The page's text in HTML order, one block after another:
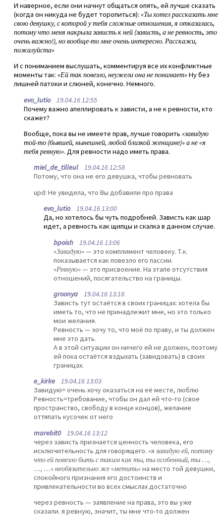
И наверное, если они начнут общаться опять, ей лучше сказать
(когда он никуда не будет торопиться): «Ты хотел рассказать мне
свою девушку, с которой у тебя сложные отношения, я отказалась,
потому что меня накрыла зависть к ней (зависть, а не ревность, это
очень важно!), но вообще-то мне очень интересно. Расскажи,
пожалуйста»
И с пониманием выслушать, комментируя все их конфликтные
моменты так: «Ей так повезло, неужели она не понимает»Ну без
лишней патоки и слюней, конечно. Немного.
evo_lutio19.04.16 12:55
Почему важно апеллировать к зависти, а не к ревности, кто
скажет?
Вообще, пока вы не имеете прав, лучше говорить «завидую
той-то (бывшей, нынешней, любой близкой женщине)» а не «я
тебя ревную». Для ревности надо иметь права.
miel_de_tilleul 19.04.16 12:58
Потому, что она не его девушка, чтобы ревновать
upd: Не увидела, что Вы добавили про права
evo_lutio19.04.16 13:00
Да, но хотелось бы чуть подробней. Зависть как шар
идет, а ревность как щипцы и скалка в данном случае.
bpoish 19.04.16 13:06
«Завидую»— это комплимент человеку. Т.к.
показывается как повезло его пассии.
«Ревную»— это присвоение. На этапе отсутствия
отношений, посягательство на границы.
groonya 19.04.16 13:18
Зависть тут остаётся в своих границах: хотела бы
иметь то, что не принадлежит мне, но это только
мои желания.
Ревность — хочу то, что моё по праву, и ты должен
мне это дать.
А в этой ситуации он ничего ей не должен, поэтому
ей пока остаётся вздыхать (завидовать) в своих
границах.
e_kirke 19.04.16 13:03
Завидую= очень хочу оказаться на её месте, люблю
Ревность=требование, чтобы он дал ей что-то (свое
пространство, свободу в конце концов), желание
оттяпать кусочек от него
marebit019.04.16 13:12
через зависть признается ценность человека, его
исключительность для говорящего. «я завидую ей, потому
что ей повезло быть с таким как ты, ты особенный, ты …,
…, …» необязательно же «метить»на место той девушки,
спокойного признания его достоинств и
привлекательности во всех смыслах достаточно
через ревность — заявление на права, это вы уже
сказали. я ревную, значит, ты мне что-то должен